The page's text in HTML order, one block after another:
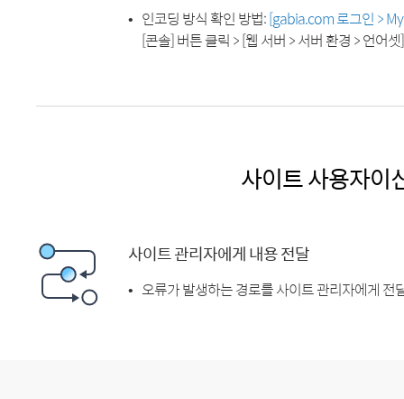
인코딩 방식 확인 방법:[gabia.com 로그인 >
[콘솔] 버튼 클릭 > [웹 서버 > 서버 환경 > 언어
사이트 사용자이
사이트 관리자에게 내용 전달
오류가 발생하는 경로를 사이트 관리자에게 전